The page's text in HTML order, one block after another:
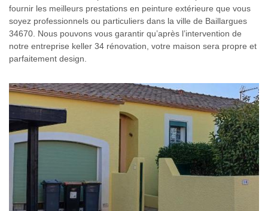
fournir les meilleurs prestations en peinture extérieure que vous
soyez professionnels ou particuliers dans la ville de Baillargues
34670. Nous pouvons vous garantir qu’après l’intervention de
notre entreprise keller 34 rénovation, votre maison sera propre et
parfaitement design.